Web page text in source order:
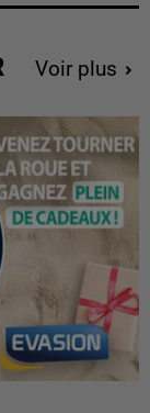
Voir plus